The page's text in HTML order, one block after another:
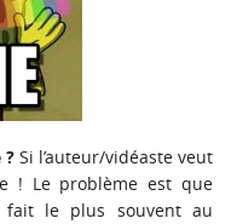
?Si l’auteur/vidéaste veut
! Le problème est que
le plus souvent au